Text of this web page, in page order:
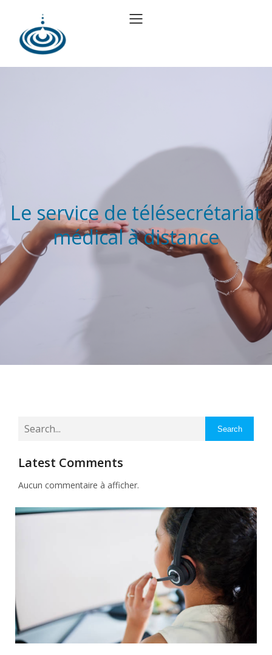
Le service de télésecrétariat
médical à distance
Search
Latest Comments
Aucun commentaire à afficher.